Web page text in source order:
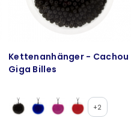
Kettenanhänger - Cachou
Giga Billes
+2